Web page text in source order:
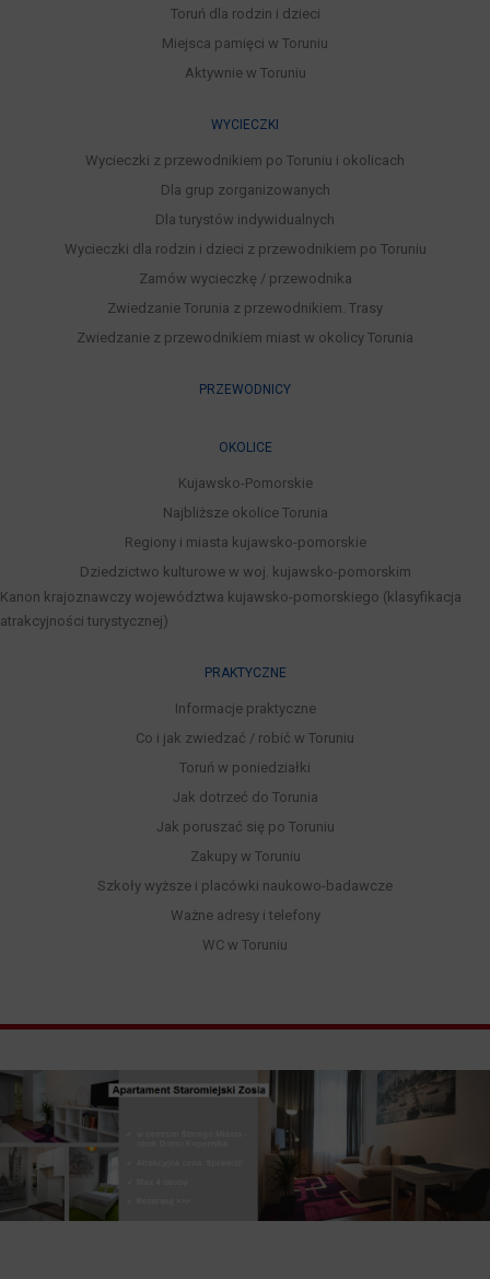
Toruń dla rodzin i dzieci
Miejsca pamięci w Toruniu
Aktywnie w Toruniu
WYCIECZKI
Wycieczki z przewodnikiem po Toruniu i okolicach
Dla grup zorganizowanych
Dla turystów indywidualnych
Wycieczki dla rodzin i dzieci z przewodnikiem po Toruniu
Zamów wycieczkę / przewodnika
Zwiedzanie Torunia z przewodnikiem. Trasy
Zwiedzanie z przewodnikiem miast w okolicy Torunia
PRZEWODNICY
OKOLICE
Kujawsko-Pomorskie
Najbliższe okolice Torunia
Regiony i miasta kujawsko-pomorskie
Dziedzictwo kulturowe w woj. kujawsko-pomorskim
Kanon krajoznawczy województwa kujawsko-pomorskiego (klasyfikacja
atrakcyjności turystycznej)
PRAKTYCZNE
Informacje praktyczne
Co i jak zwiedzać / robić w Toruniu
Toruń w poniedziałki
Jak dotrzeć do Torunia
Jak poruszać się po Toruniu
Zakupy w Toruniu
Szkoły wyższe i placówki naukowo-badawcze
Ważne adresy i telefony
WC w Toruniu